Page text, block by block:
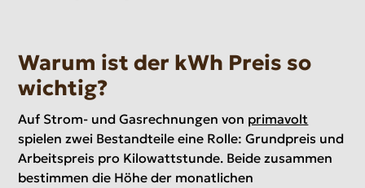
Warum ist der kWh Preis so
wichtig?
Auf Strom- und Gasrechnungen von primavolt
spielen zwei Bestandteile eine Rolle: Grundpreis und
Arbeitspreis pro Kilowattstunde. Beide zusammen
bestimmen die Höhe der monatlichen